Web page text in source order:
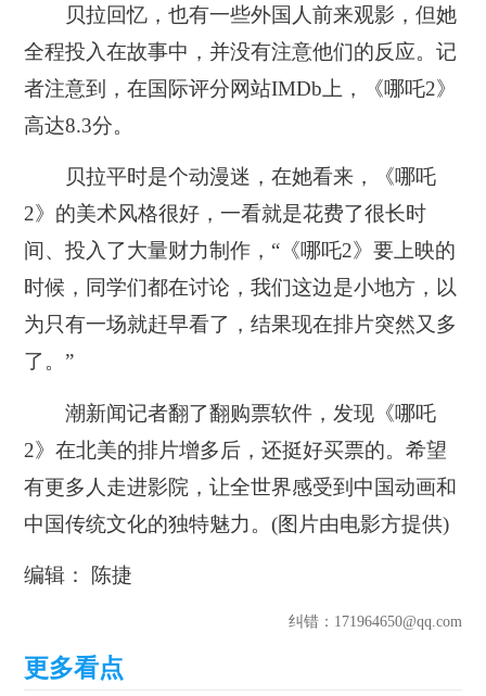
贝拉回忆，也有一些外国人前来观影，但她
全程投入在故事中，并没有注意他们的反应。记
者注意到，在国际评分网站IMDb上，《哪吒2》
高达8.3分。
贝拉平时是个动漫迷，在她看来，《哪吒
2》的美术风格很好，一看就是花费了很长时
间、投入了大量财力制作， “《哪吒2》要上映的
时候，同学们都在讨论，我们这边是小地方，以
为只有一场就赶早看了，结果现在排片突然又多
了。”
潮新闻记者翻了翻购票软件，发现《哪吒
2》在北美的排片增多后，还挺好买票的。希望
有更多人走进影院，让全世界感受到中国动画和
中国传统文化的独特魅力。(图片由电影方提供)
编辑： 陈捷
纠错：171964650@qq.com